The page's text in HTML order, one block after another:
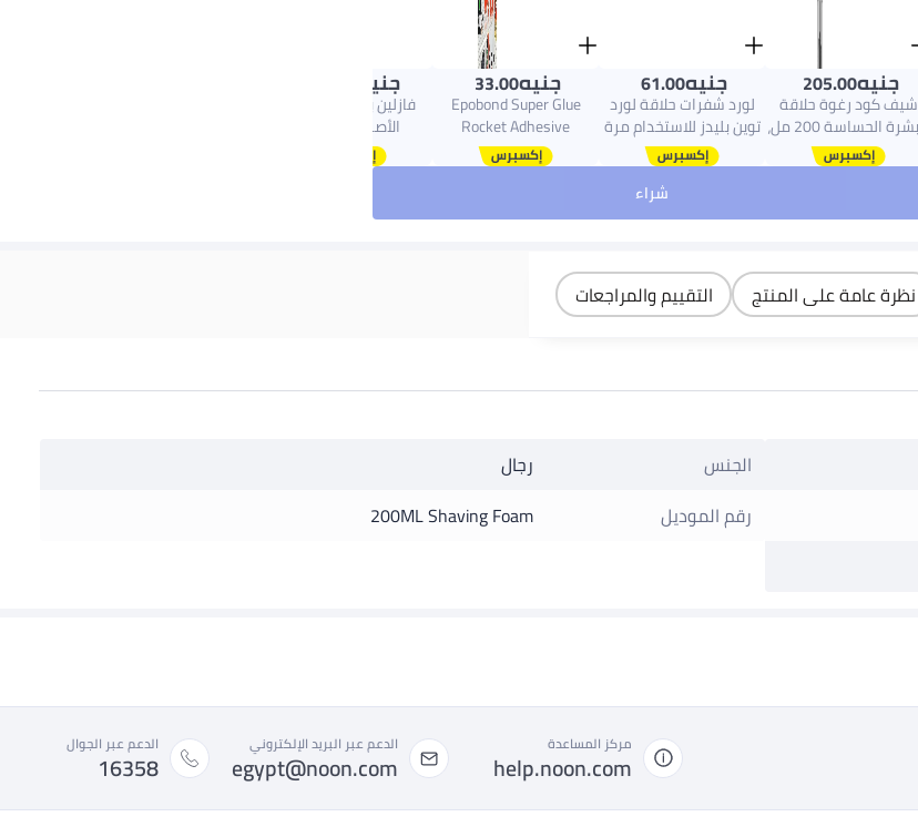
جنيه205.00
شيف كود رغوة حلاقة
للبشرة الحساسة 200 مل،
غنية بالصبار وزيت شجرة
الشاي والجلسرين
جنيه61.00
لورد شفرات حلاقة لورد
توين بليدز للاستخدام مرة
واحدة، 5 شفرات ثابتة
جنيه33.00
Epobond Super Glue
Rocket Adhesive
جنيه
فازلين بتروليوم جيلي
الأصلي، 100 مل
شراء
نظرة عامة على المنتج التقييم والمراجعات
الجنس
رجال
رقم الموديل
200ML Shaving Foam
مركز المساعدة
help.noon.com
الدعم عبر البريد الإلكتروني
egypt@noon.com
الدعم عبر الجوال
16358